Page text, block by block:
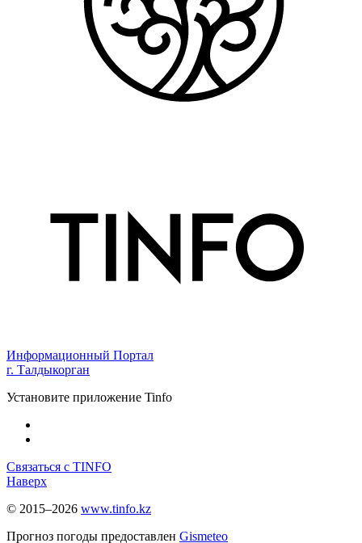
Информационный Портал
г. Талдыкорган
Установите приложение Tinfo
Связаться с TINFO
Наверх
© 2015–2026 www.tinfo.kz
Прогноз погоды предоставлен Gismeteo